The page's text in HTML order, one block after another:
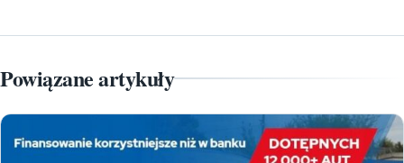
Powiązane artykuły